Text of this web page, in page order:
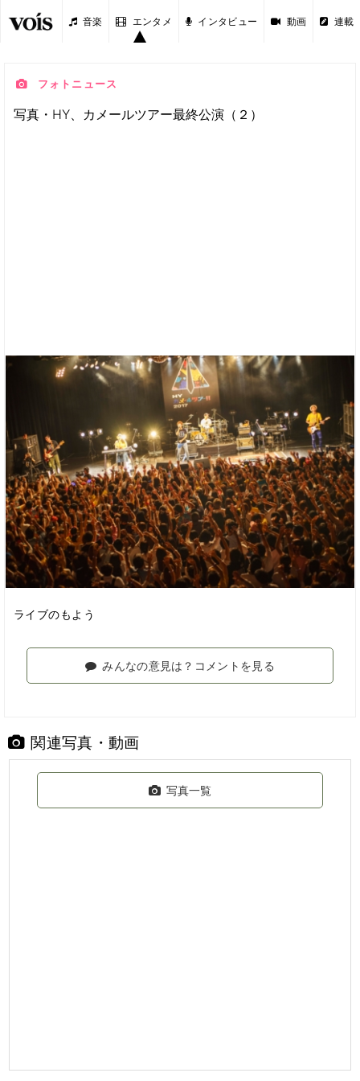
音楽 エンタメ インタビュー 動画 連載
フォトニュース
写真・HY、カメールツアー最終公演（２）
ライブのもよう
みんなの意見は？コメントを見る
関連写真・動画
写真一覧